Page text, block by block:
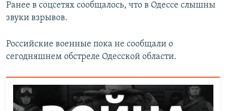
Ранее в соцсетях сообщалось, что в Одессе слышны
звуки взрывов.
Российские военные пока не сообщали о
сегодняшнем обстреле Одесской области.